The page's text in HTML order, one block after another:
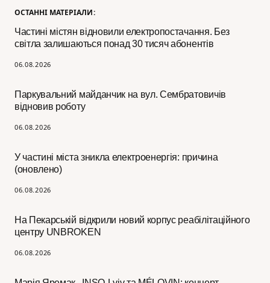
ОСТАННІ МАТЕРІАЛИ:
Частині містян відновили електропостачання. Без
світла залишаються понад 30 тисяч абонентів
06.08.2026
Паркувальний майданчик на вул. Сембратовичів
відновив роботу
06.08.2026
У частині міста зникла електроенергія: причина
(оновлено)
06.08.2026
На Пекарській відкрили новий корпус реабілітаційного
центру UNBROKEN
06.08.2026